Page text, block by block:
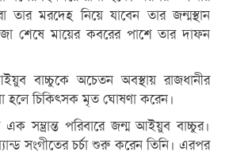
তার মরদেহ নিয়ে যাবেন তার জন্মস্থান
শেষে মায়ের কবরের পাশে তার দাফন
বাচ্চুকে অচেতন অবস্থায় রাজধানীর
হলে চিকিৎসক মৃত ঘোষণা করেন।
এক সম্ভ্রান্ত পরিবারে জন্ম আইয়ুব বাচ্চুর।
সংগীতের চর্চা শুরু করেন তিনি। এরপর